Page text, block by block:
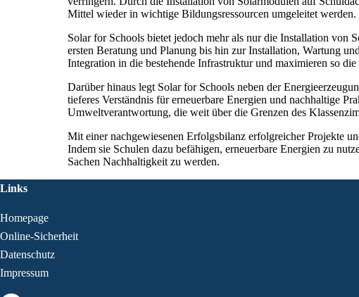
Mittel wieder in wichtige Bildungsressourcen umgeleitet werden.
Solar for Schools bietet jedoch mehr als nur die Installation von
ersten Beratung und Planung bis hin zur Installation, Wartung
Integration in die bestehende Infrastruktur und maximieren so
Darüber hinaus legt Solar for Schools neben der
tieferes Verständnis für erneuerbare Energien und nachhaltige
Umweltverantwortung, die weit über die Grenzen des
Mit einer nachgewiesenen Erfolgsbilanz erfolgreicher Projekte
Indem sie Schulen dazu befähigen, erneuerbare Energien zu
Sachen Nachhaltigkeit zu werden.
Links
Homepage
Online-Sicherheit
Datenschutz
Impressum